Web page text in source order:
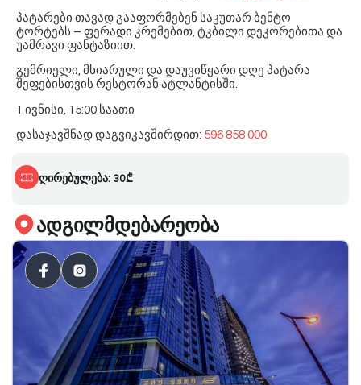
პატარები თავად გააფორმებენ საკუთარ ბენტო
ტორტებს – ფერადი კრემებით, ტკბილი დეკორებითა და
უამრავი ფანტაზიით.
გემრიელი, მხიარული და დაუვიწყარი დღე პატარა
შეფებისთვის რესტორან ატლანტისში.
1 ივნისი, 15:00 საათი
დასაჯავშნად დაგვიკავშირდით: 596 858 000
ღირებულება: 30₾
ადგილმდებარეობა